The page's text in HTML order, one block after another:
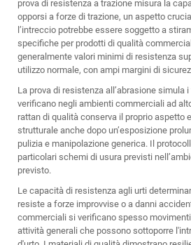
prova di resistenza a trazione misura la
opporsi a forze di trazione, un aspetto
l’intreccio potrebbe essere soggetto a
specifiche per prodotti di qualità
generalmente valori minimi di resistenza
utilizzo normale, con ampi margini di
La prova di resistenza all’abrasione simula
verificano negli ambienti commerciali ad
rattan di qualità conserva il proprio aspetto
strutturale anche dopo un’esposizione
pulizia e manipolazione generica. Il
particolari schemi di usura previsti
previsto.
Le capacità di resistenza agli urti
resiste a forze improvvise o a danni
commerciali si verificano spesso
attività generali che possono sottoporre